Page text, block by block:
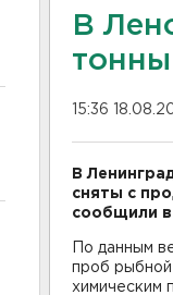
В
15:36
В
сняты с
сообщили в
По данным
проб
химическим